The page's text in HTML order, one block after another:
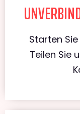
Starten
Teilen Sie